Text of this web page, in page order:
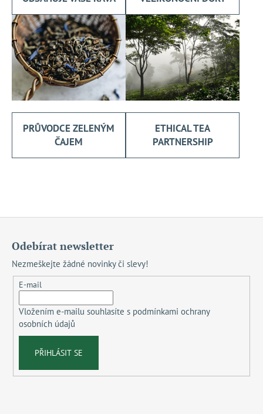
PRŮVODCE ZELENÝM
ČAJEM
ETHICAL TEA
PARTNERSHIP
Odebírat newsletter
Nezmeškejte žádné novinky či slevy!
E-mail
Vložením e-mailu souhlasíte s podmínkami ochrany
osobních údajů
PŘIHLÁSIT SE